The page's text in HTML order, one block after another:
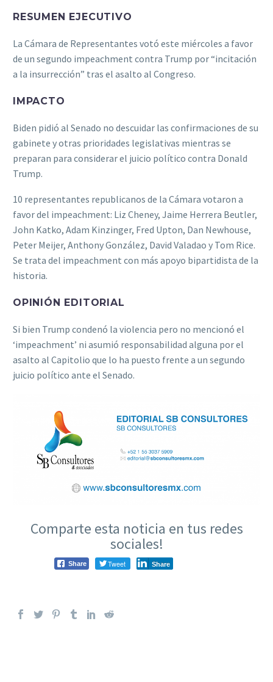
RESUMEN EJECUTIVO
La Cámara de Representantes votó este miércoles a favor
de un segundo impeachment contra Trump por “incitación
a la insurrección” tras el asalto al Congreso.
IMPACTO
Biden pidió al Senado no descuidar las confirmaciones de su
gabinete y otras prioridades legislativas mientras se
preparan para considerar el juicio político contra Donald
Trump.
10 representantes republicanos de la Cámara votaron a
favor del impeachment: Liz Cheney, Jaime Herrera Beutler,
John Katko, Adam Kinzinger, Fred Upton, Dan Newhouse,
Peter Meijer, Anthony González, David Valadao y Tom Rice.
Se trata del impeachment con más apoyo bipartidista de la
historia.
OPINIÓN EDITORIAL
Si bien Trump condenó la violencia pero no mencionó el
‘impeachment’ ni asumió responsabilidad alguna por el
asalto al Capitolio que lo ha puesto frente a un segundo
juicio político ante el Senado.
Comparte esta noticia en tus redes
sociales!
Share Tweet Share